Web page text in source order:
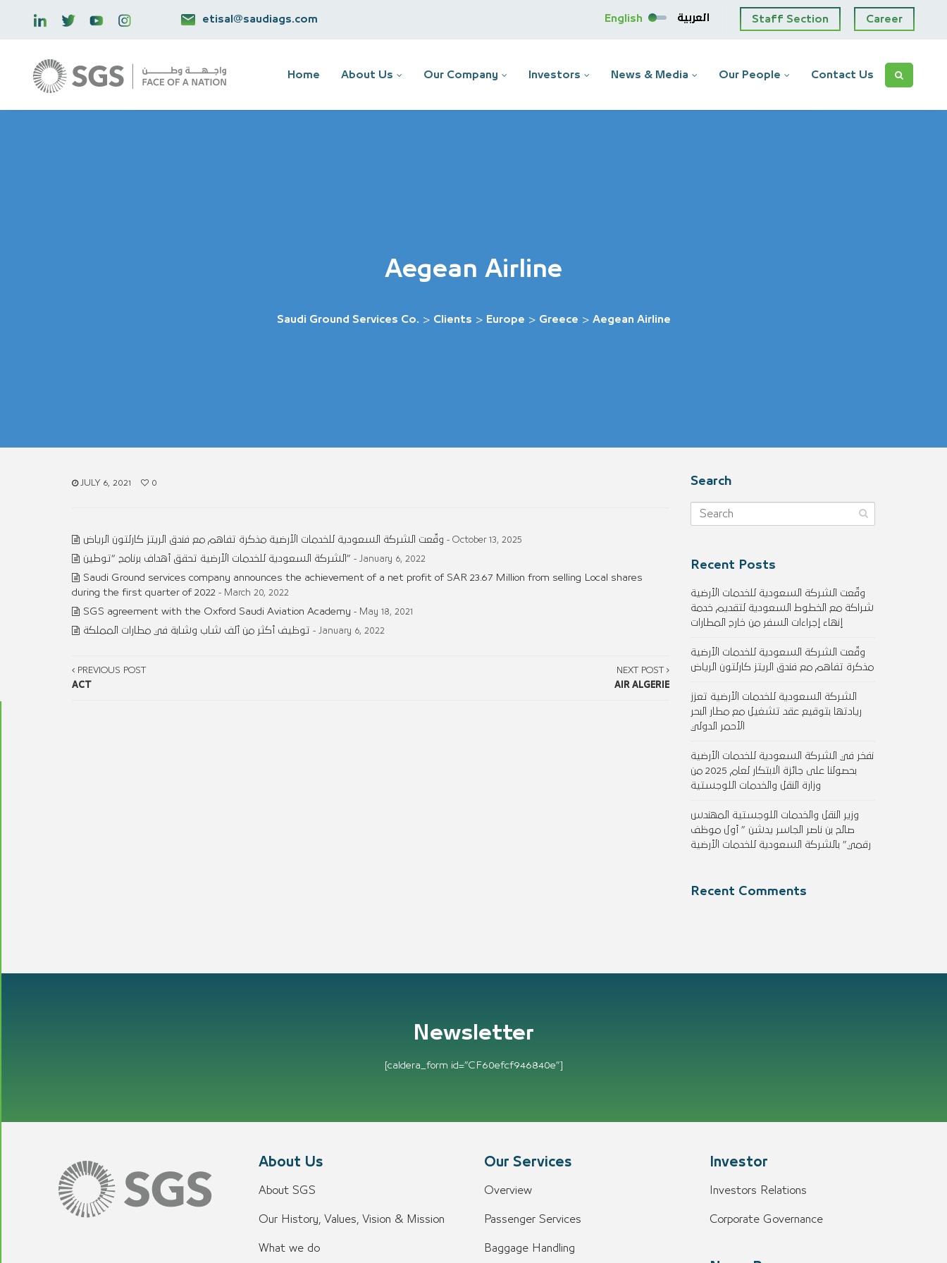
etisal@saudiags.com English العربية Staff Section Career
Home About Us Our Company Investors News & Media Our People Contact Us
Aegean Airline
Saudi Ground Services Co. > Clients > Europe > Greece > Aegean Airline
JULY 6, 2021 0
وقّعت الشركة السعودية للخدمات الأرضية مذكرة تفاهم مع فندق الريتز كارلتون الرياض - October 13, 2025
الشركة السعودية للخدمات الأرضية تحقق أهداف برنامج “توطين” - January 6, 2022
Saudi Ground services company announces the achievement of a net profit of SAR 23.67 Million from selling Local shares
during the first quarter of 2022 - March 20, 2022
SGS agreement with the Oxford Saudi Aviation Academy - May 18, 2021
توظيف أكثر من ألف شاب وشابة في مطارات المملكة - January 6, 2022
PREVIOUS POST
ACT
NEXT POST
AIR ALGERIE
Search
Recent Posts
وقّعت الشركة السعودية للخدمات الأرضية
شراكة مع الخطوط السعودية لتقديم خدمة
إنهاء إجراءات السفر من خارج المطارات
وقّعت الشركة السعودية للخدمات الأرضية
مذكرة تفاهم مع فندق الريتز كارلتون الرياض
الشركة السعودية للخدمات الأرضية تعزز
ريادتها بتوقيع عقد تشغيل مع مطار البحر
الأحمر الدولي
نفخر في الشركة السعودية للخدمات الأرضية
بحصولنا على جائزة الابتكار لعام 2025 من
وزارة النقل والخدمات اللوجستية
وزير النقل والخدمات اللوجستية المهندس
صالح بن ناصر الجاسر يدشن ” أول موظف
رقمي” بالشركة السعودية للخدمات الأرضية
Recent Comments
Newsletter
[caldera_form id=”CF60efcf946840e”]
About Us
About SGS
Our History, Values, Vision & Mission
What we do
Our Services
Overview
Passenger Services
Baggage Handling
Investor
Investors Relations
Corporate Governance